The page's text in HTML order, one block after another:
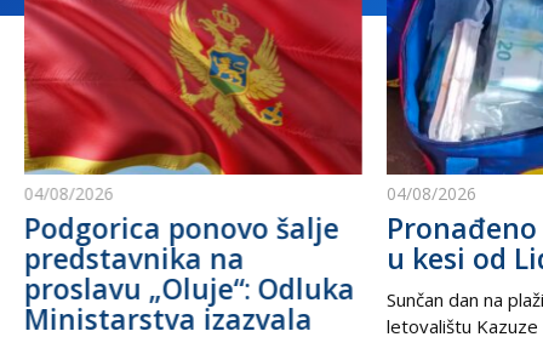
04/08/2026
Podgorica ponovo šalje
predstavnika na
proslavu „Oluje“: Odluka
Ministarstva izazvala
04/08/2026
Pronađeno
u kesi od
Sunčan dan na
letovalištu Kazuze